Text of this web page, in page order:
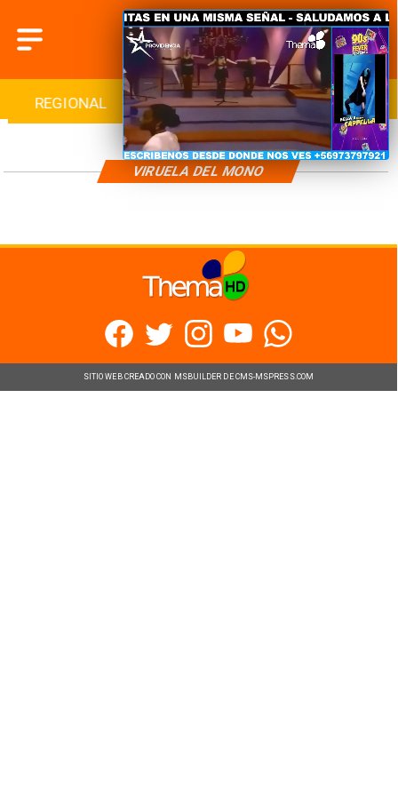
REGIONAL INTERNACIONAL DEPORTES
VIRUELA DEL MONO
SITIO WEB CREADO CON MSBUILDER DE CMS-MSPRESS.COM